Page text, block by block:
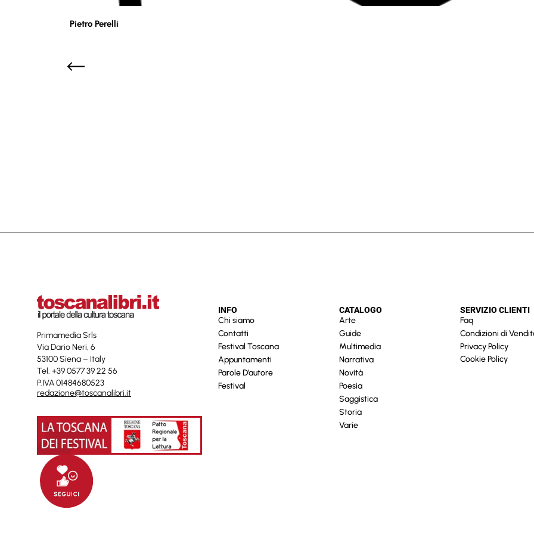
Pietro Perelli
Primamedia Srls
Via Dario Neri, 6
53100 Siena – Italy
Tel. +39 0577 39 22 56
P.IVA 01484680523
redazione@toscanalibri.it
INFO
Chi siamo
Contatti
Festival Toscana
Appuntamenti
Parole D’autore
Festival
CATALOGO
Arte
Guide
Multimedia
Narrativa
Novità
Poesia
Saggistica
Storia
Varie
SERVIZIO CLIENTI
Faq
Condizioni di
Privacy Policy
Cookie Policy